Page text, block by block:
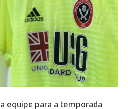
equipe para a temporada